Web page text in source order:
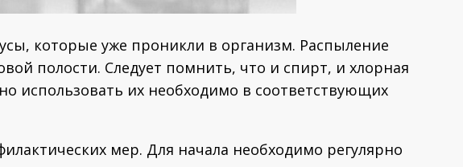
которые уже проникли в организм. Распыление
полости. Следует помнить, что и спирт, и хлорная
использовать их необходимо в соответствующих
мер. Для начала необходимо регулярно